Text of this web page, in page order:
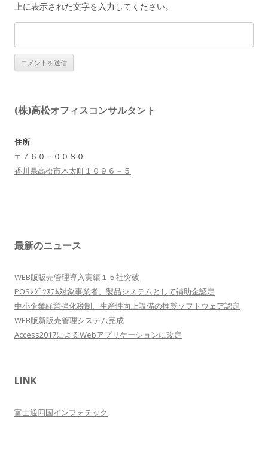
上に表示された文字を入力してください。
(株)高松オフィスコンサルタント
住所
〒７６０－００８０
香川県高松市木太町１０９６－５
最新のニュース
WEB版販売管理導入実績１５社突破
POSﾚｼﾞｼｽﾃﾑ対象事業者、製品システムとして補助金認定
中小企業経営強化税制、生産性向上設備の推奨ソフトウェア認定
WEB版新販売管理システム完成
Access2017によるWebアプリケーションに改定
LINK
富士通四国インフォテック